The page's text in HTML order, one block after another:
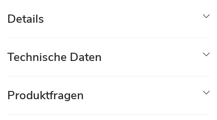
Details
Technische Daten
Produktfragen